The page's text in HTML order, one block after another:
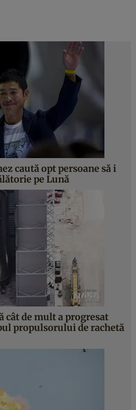
caută opt persoane să i
pe Lună
cât de mult a progresat
propulsorului de rachetă